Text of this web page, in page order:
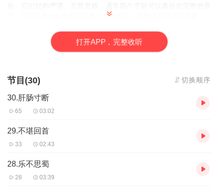
思，这可以激发出孩子的好奇心与求知欲，从而引发巨大的兴趣。
来的，或者是历史事实，或者是人文典故，所以要讲解成语都会涉
略到一些故事，在这过程中需要宝贝对爸爸妈妈讲解的故事进行了
3.成语可以使宝贝文学水平提高。
语文教学归根到底就是锻炼宝贝对
文字的熟练运用能力，而写作文是对这项考核最见成效的方式，如
何提高文学水准，提升写作能力，这是语文教学中的一个大板块。
宝贝熟练地学习了成语之后就可以恰如其分地运用到作文中去，这
4.有助于提高语言表达能力。
明的作用。掌握一定数量的成语并准确的理解和运用，可以极大地
提高语言的表达能力，一个人在社会上生存，尤其在现今这样的社
会上，需要良好的人际关系，需要良好的沟通能力，这都有赖于良
好的语言表达。掌握和运用好成语，能收到非常好的效果。
打开APP，完整收听
节目(30) 切换顺序
30.肝肠寸断
65 03:02
29.不堪回首
33 02:43
28.乐不思蜀
28 03:39